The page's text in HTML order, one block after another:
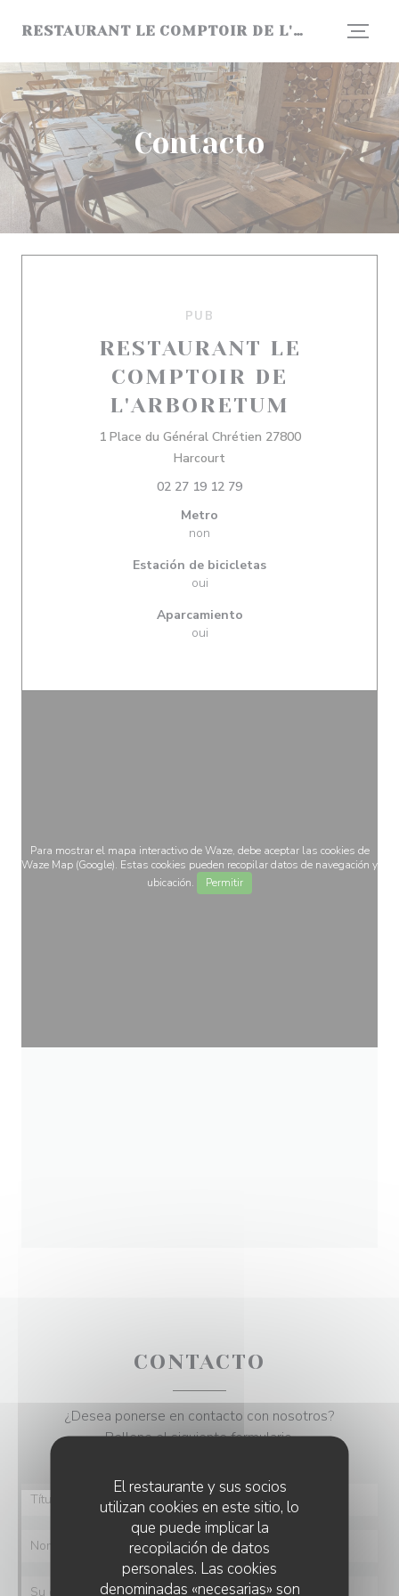
El restaurante y sus socios
utilizan cookies en este sitio, lo
que puede implicar la
recopilación de datos
personales. Las cookies
denominadas «necesarias» son
RESTAURANT LE COMPTOIR DE L'ARBORETUM
Contacto
PUB
RESTAURANT LE
COMPTOIR DE
L'ARBORETUM
1 Place du Général Chrétien 27800
Harcourt
02 27 19 12 79
Metro
non
Estación de bicicletas
oui
Aparcamiento
oui
Para mostrar el mapa interactivo de Waze, debe aceptar las cookies de
Waze Map (Google). Estas cookies pueden recopilar datos de navegación y
ubicación.
Permitir
CONTACTO
¿Desea ponerse en contacto con nosotros?
Rellene el siguiente formulario.